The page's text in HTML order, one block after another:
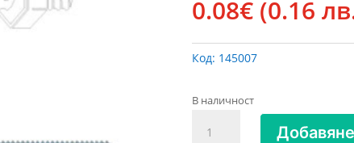
0.08€ (0.16
Код: 145007
В наличност